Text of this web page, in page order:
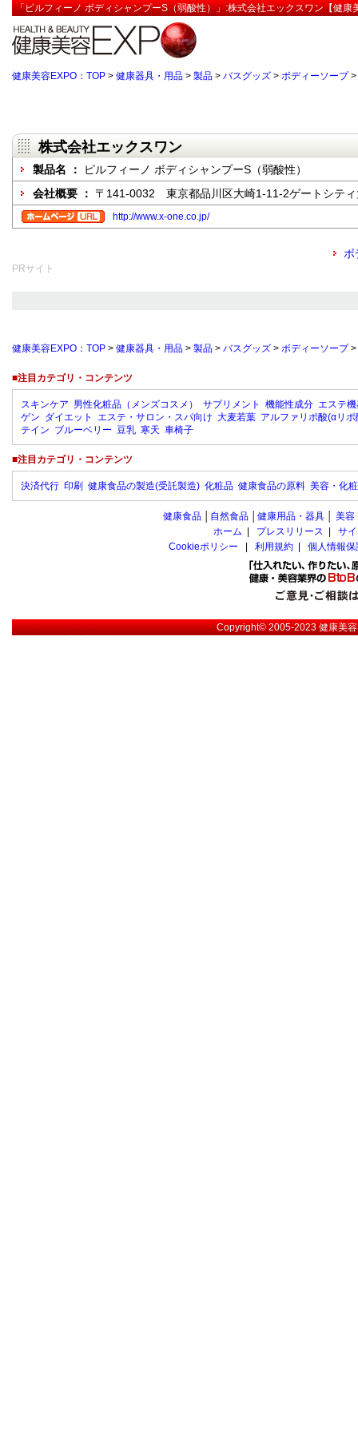
「ピルフィーノ ボディシャンプーS（弱酸性）」:株式会社エックスワン【健康
健康美容EXPO：TOP > 健康器具・用品 > 製品 > バスグッズ > ボディーソープ>
株式会社エックスワン
製品名 ：
ピルフィーノ ボディシャンプーS（弱酸性）
会社概要 ： 〒141-0032 東京都品川区大崎1-11-2ゲートシテ
http://www.x-one.co.jp/
ボ
PRサイト
健康美容EXPO：TOP > 健康器具・用品 > 製品 > バスグッズ > ボディーソープ>
■注目カテゴリ・コンテンツ
スキンケア 男性化粧品（メンズコスメ） サプリメント 機能性成分 エステ
ゲン ダイエット エステ・サロン・スパ向け 大麦若葉 アルファリポ酸(αリポ
テイン ブルーベリー 豆乳 寒天 車椅子
■注目カテゴリ・コンテンツ
決済代行 印刷 健康食品の製造(受託製造) 化粧品 健康食品の原料 美容・化
健康食品 自然食品 健康用品・器具 美容
ホーム
プレスリリース
サ
Cookieポリシー
利用規約 個人情報
Copyright© 2005-2023健康美